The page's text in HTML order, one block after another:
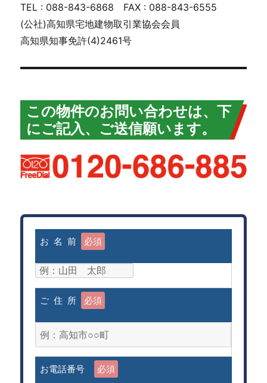
TEL : 088-843-6868 FAX : 088-843-6555
(公社)高知県宅地建物取引業協会会員
高知県知事免許(4)2461号
この物件のお問い合わせは、下
にご記入、ご送信願います。
お 名 前 必須
ご 住 所 必須
お電話番号 必須